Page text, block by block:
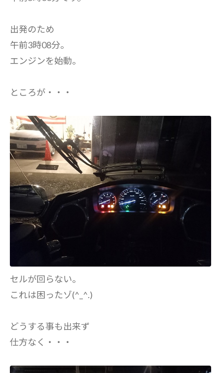
出発のため
午前3時08分。
エンジンを始動。
ところが・・・
セルが回らない。
これは困ったゾ(^_^.)
どうする事も出来ず
仕方なく・・・